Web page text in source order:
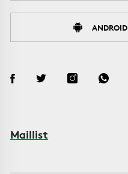
ANDROID
Maillist